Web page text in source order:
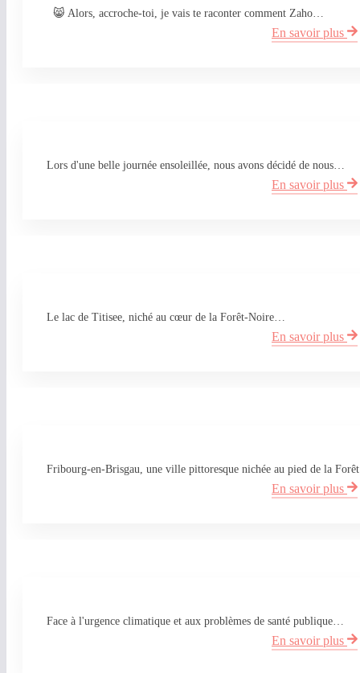
😸 Alors, accroche-toi, je vais te raconter comment Zaho…
En savoir plus
Lors d'une belle journée ensoleillée, nous avons décidé de nous…
En savoir plus
Le lac de Titisee, niché au cœur de la Forêt-Noire…
En savoir plus
Fribourg-en-Brisgau, une ville pittoresque nichée au pied de la
En savoir plus
Face à l'urgence climatique et aux problèmes de santé publique…
En savoir plus